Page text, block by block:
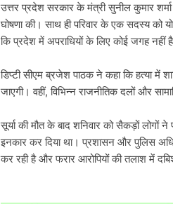
उत्तर प्रदेश सरकार के मंत्री सुनील कुमार
घोषणा की। साथ ही परिवार के एक सदस्य को
कि प्रदेश में अपराधियों के लिए कोई जगह नहीं
डिप्टी सीएम ब्रजेश पाठक ने कहा कि हत्या में
जाएगी। वहीं, विभिन्न राजनीतिक दलों और
सूर्या की मौत के बाद शनिवार को सैकड़ों लोगों
इनकार कर दिया था। प्रशासन और पुलिस
कर रही है और फरार आरोपियों की तलाश में